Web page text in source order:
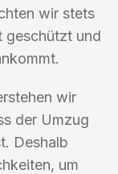
wir stets
geschützt und
wir
der Umzug
Deshalb
um